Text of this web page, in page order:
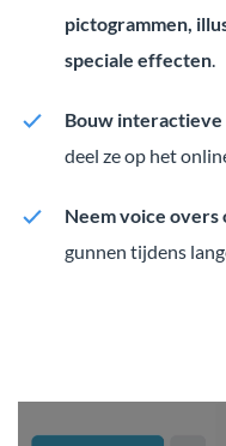
pictogrammen,
speciale effecten.
Bouw
deel ze op het
Neem voice overs
gunnen tijdens